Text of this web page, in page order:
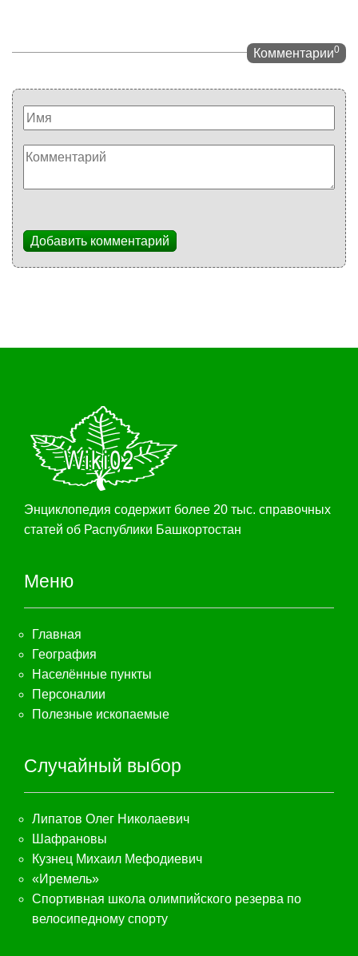
Комментарии0
Добавить комментарий
Энциклопедия содержит более 20 тыс. справочных
статей об Распублики Башкортостан
Меню
Главная
География
Населённые пункты
Персоналии
Полезные ископаемые
Случайный выбор
Липатов Олег Николаевич
Шафрановы
Кузнец Михаил Мефодиевич
«Иремель»
Спортивная школа олимпийского резерва по
велосипедному спорту